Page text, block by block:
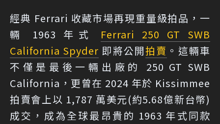
經典 Ferrari 收藏市場再現重量級拍品，一
輛 1963 年式 Ferrari 250 GT SWB
California Spyder 即將公開拍賣 。這輛車
不僅是最後一輛出廠的 250 GT SWB
California，更曾在 2024 年於 Kissimmee
拍賣會上以 1,787 萬美元(約5.68億新台幣)
成交，成為全球最昂貴的 1963 年式同款